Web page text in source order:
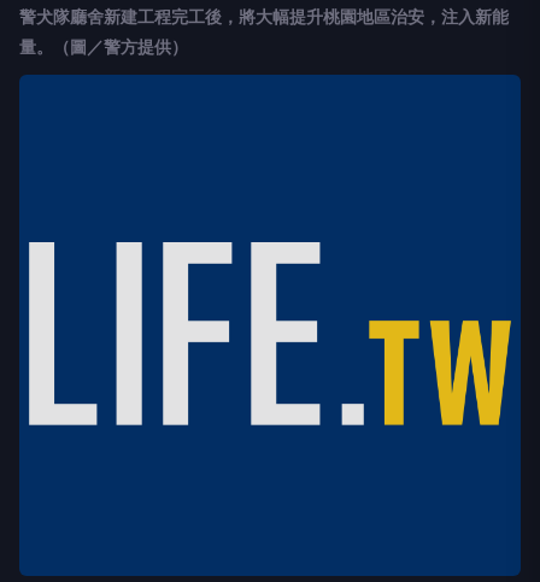
警犬隊廳舍新建工程完工後，將大幅提升桃園地區治安，注入新能
量。（圖／警方提供）